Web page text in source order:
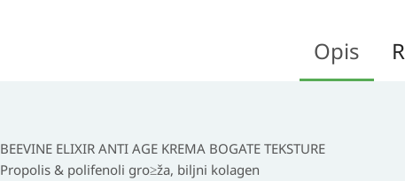
Opis
BEEVINE ELIXIR ANTI AGE KREMA BOGATE TEKSTURE
Propolis & polifenoli gro≥ža, biljni kolagen